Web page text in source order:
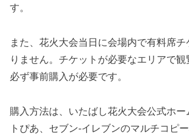
す。
また、花火大会当日に会場内で有料席
りません。チケットが必要なエリアで観
必ず事前購入が必要です。
購入方法は、いたばし花火大会公式ホー
トぴあ、セブン-イレブンのマルチコピ